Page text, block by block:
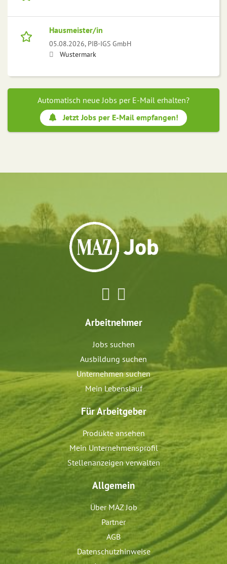
Hausmeister/in
05.08.2026, PIB-IGS GmbH
Wustermark
Automatisch neue Jobs per E-Mail erhalten?
Jetzt Jobs per E-Mail empfangen!
Arbeitnehmer
Jobs suchen
Ausbildung suchen
Unternehmen suchen
Mein Lebenslauf
Für Arbeitgeber
Produkte ansehen
Mein Unternehmensprofil
Stellenanzeigen verwalten
Allgemein
Über MAZ Job
Partner
AGB
Datenschutzhinweise